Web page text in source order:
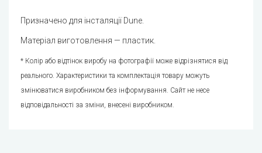
Призначено для інсталяції Dune.
Матеріал виготовлення — пластик.
* Колір або відтінок виробу на фотографії може відрізнятися від
реального. Характеристики та комплектація товару можуть
змінюватися виробником без інформування. Сайт не несе
відповідальності за зміни, внесені виробником.